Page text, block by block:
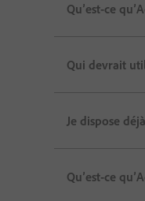
Qu’est-ce
Qui devrait
Je dispose
Qu’est-ce